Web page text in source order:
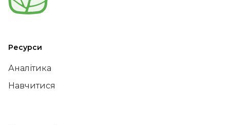
Ресурси
Аналітика
Навчитися